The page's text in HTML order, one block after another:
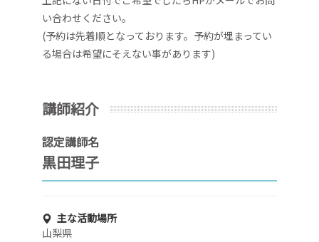
い合わせください。
(予約は先着順となっております。予約が埋まってい
る場合は希望にそえない事があります)
講師紹介
認定講師名
黒田理子
主な活動場所
山梨県